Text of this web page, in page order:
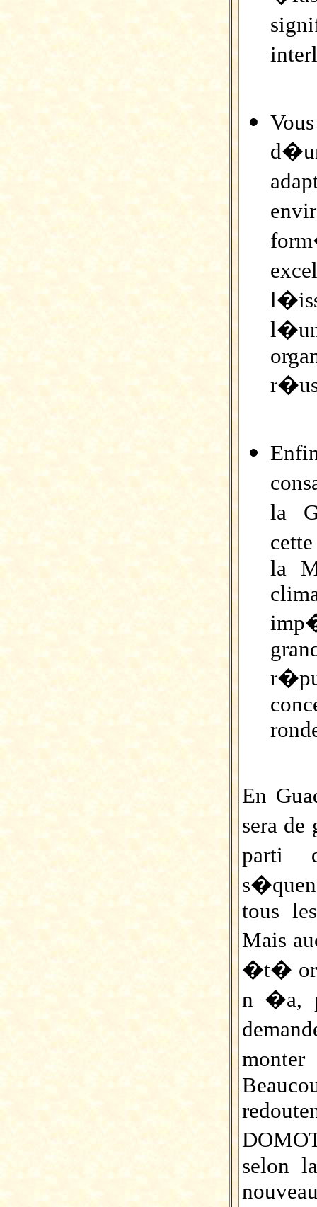
la
la
En
sera
parti
tous
Mais
�t�
n �a,
selon